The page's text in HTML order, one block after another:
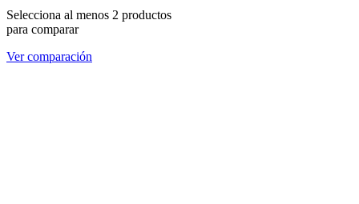
Selecciona al menos 2 productos
para comparar
Ver comparación